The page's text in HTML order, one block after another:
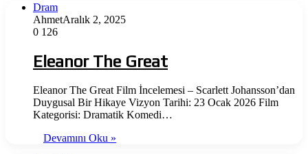
Dram
AhmetAralık 2, 2025
0 126
Eleanor The Great
Eleanor The Great Film İncelemesi – Scarlett Johansson’dan
Duygusal Bir Hikaye Vizyon Tarihi: 23 Ocak 2026 Film
Kategorisi: Dramatik Komedi…
Devamını Oku »